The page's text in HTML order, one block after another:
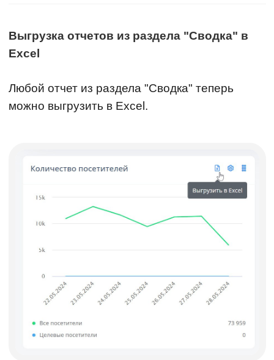
Выгрузка отчетов из раздела "Сводка" в
Excel
Любой отчет из раздела "Сводка" теперь
можно выгрузить в Excel.